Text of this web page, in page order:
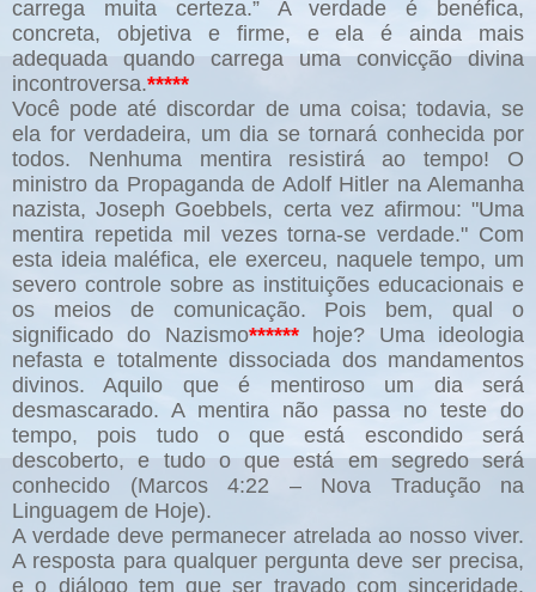
carrega muita certeza.” A verdade é benéfica,
concreta, objetiva e firme, e ela é ainda mais
adequada quando carrega uma convicção divina
incontroversa.*****
Você pode até discordar de uma coisa; todavia, se
ela for verdadeira, um dia se tornará conhecida por
todos. Nenhuma mentira resistirá ao tempo! O
ministro da Propaganda de Adolf Hitler na Alemanha
nazista, Joseph Goebbels, certa vez afirmou: "Uma
mentira repetida mil vezes torna-se verdade." Com
esta ideia maléfica, ele exerceu, naquele tempo, um
severo controle sobre as instituições educacionais e
os meios de comunicação. Pois bem, qual o
significado do Nazismo******hoje? Uma ideologia
nefasta e totalmente dissociada dos mandamentos
divinos. Aquilo que é mentiroso um dia será
desmascarado. A mentira não passa no teste do
tempo, pois tudo o que está escondido será
descoberto, e tudo o que está em segredo será
conhecido (Marcos 4:22 – Nova Tradução na
Linguagem de Hoje).
A verdade deve permanecer atrelada ao nosso viver.
A resposta para qualquer pergunta deve ser precisa,
e o diálogo tem que ser travado com sinceridade.